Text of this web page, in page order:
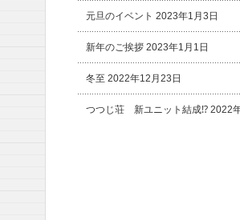
元旦のイベント 2023年1月3日
新年のご挨拶 2023年1月1日
冬至 2022年12月23日
つつじ荘 新ユニット結成⁉ 2022